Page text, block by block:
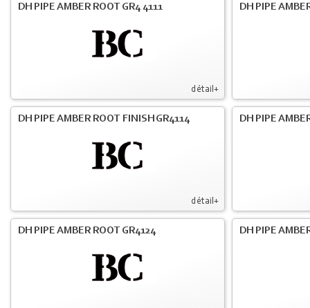
détail+
DH PIPE AMBER ROOT GR4 4111 DH PIPE
détail+
DH PIPE AMBER ROOT FINISH GR4114 DH PIPE
DH PIPE AMBER ROOT GR4124 DH PIPE